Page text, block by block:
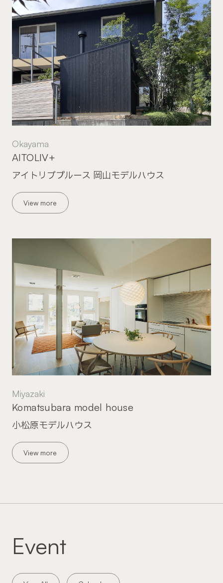
Okayama
アイトリブプルース 岡山モデルハウス
AITOLIV+
View more
Miyazaki
小松原モデルハウス
Komatsubara model house
View more
Event